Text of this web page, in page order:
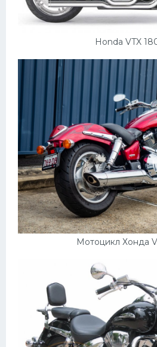
Honda VTX
Мотоцикл Хонда